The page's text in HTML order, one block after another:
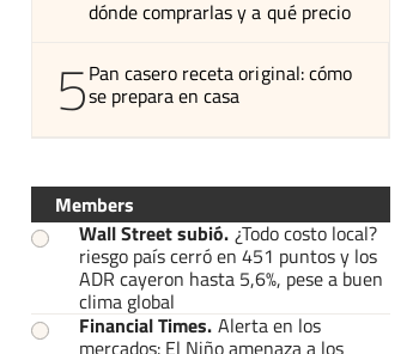
dónde comprarlas y a qué precio
5Pan casero receta original: cómo
se prepara en casa
Members
Wall Street subió. ¿Todo costo local?
riesgo país cerró en 451 puntos y los
ADR cayeron hasta 5,6%, pese a buen
clima global
Financial Times. Alerta en los
mercados: El Niño amenaza a los